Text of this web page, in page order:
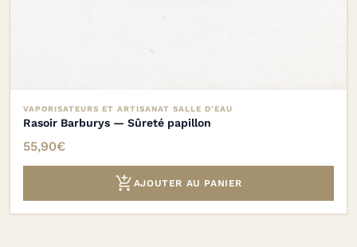
VAPORISATEURS ET ARTISANAT SALLE D'EAU
Rasoir Barburys — Sûreté papillon
55,90€
 AJOUTER AU PANIER